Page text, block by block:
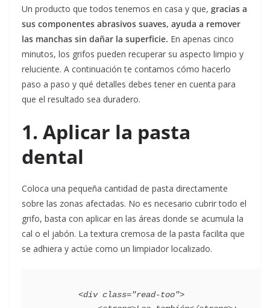
Un producto que todos tenemos en casa y que, gracias a
sus componentes abrasivos suaves, ayuda a remover
las manchas sin dañar la superficie. En apenas cinco
minutos, los grifos pueden recuperar su aspecto limpio y
reluciente. A continuación te contamos cómo hacerlo
paso a paso y qué detalles debes tener en cuenta para
que el resultado sea duradero.
1. Aplicar la pasta
dental
Coloca una pequeña cantidad de pasta directamente
sobre las zonas afectadas. No es necesario cubrir todo el
grifo, basta con aplicar en las áreas donde se acumula la
cal o el jabón. La textura cremosa de la pasta facilita que
se adhiera y actúe como un limpiador localizado.